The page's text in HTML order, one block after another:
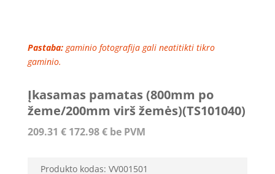
Pastaba:gaminio fotografija gali neatitikti tikro
gaminio.
Įkasamas pamatas (800mm po
žeme/200mm virš žemės)(TS101040)
209.31 € 172.98€be PVM
Produkto kodas: VV001501